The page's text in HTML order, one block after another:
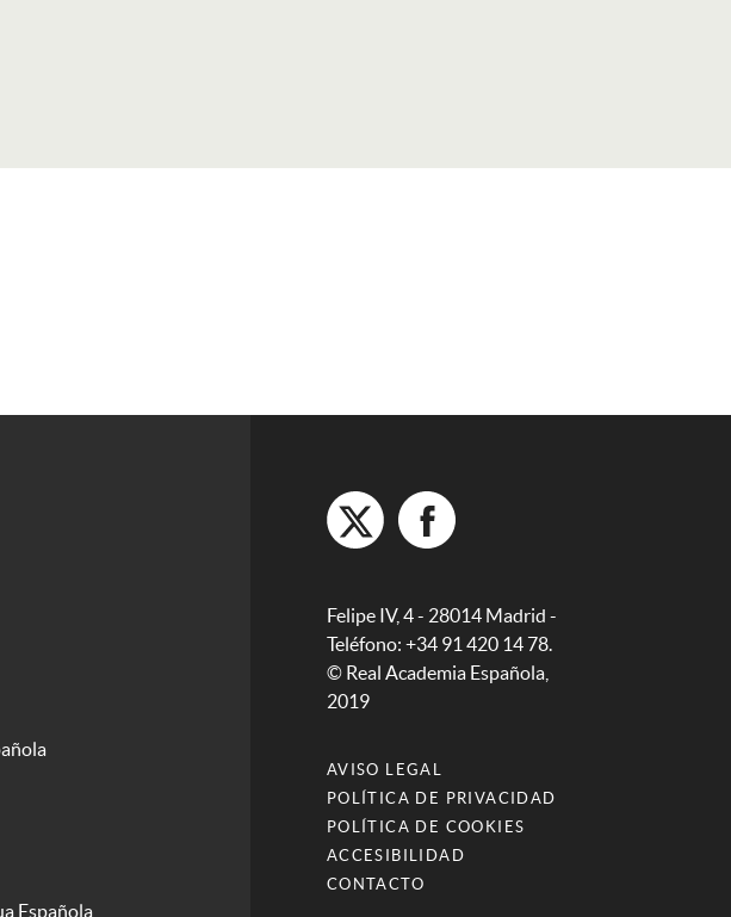
Española
Felipe IV, 4 - 28014 Madrid -
Teléfono: +34 91 420 14 78.
© Real Academia Española,
2019
AVISO LEGAL
POLÍTICA DE PRIVACIDAD
POLÍTICA DE COOKIES
ACCESIBILIDAD
CONTACTO